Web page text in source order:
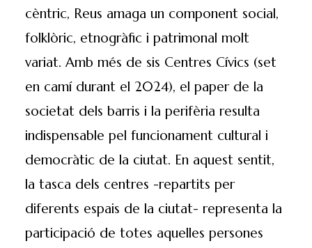
cèntric, Reus amaga un component social,
folklòric, etnogràfic i patrimonal molt
variat. Amb més de sis Centres Cívics (set
en camí durant el 2024), el paper de la
societat dels barris i la perifèria resulta
indispensable pel funcionament cultural i
democràtic de la ciutat. En aquest sentit,
la tasca dels centres -repartits per
diferents espais de la ciutat- representa la
participació de totes aquelles persones